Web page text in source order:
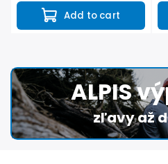
Add to cart
uš funguje iba na 12v zásuvku v...
zľavy až
ALPIS